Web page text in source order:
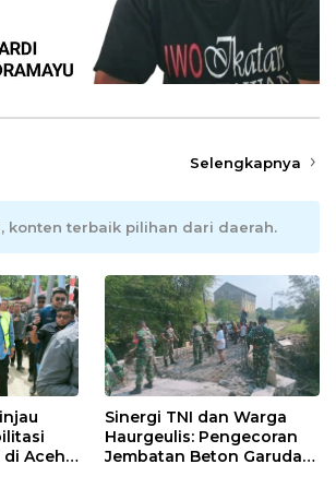
Selengkapnya
konten terbaik pilihan dari daerah.
Aceh
Sinergi TNI dan Warga
Haurgeulis: Pengecoran
Jembatan Beton Garuda